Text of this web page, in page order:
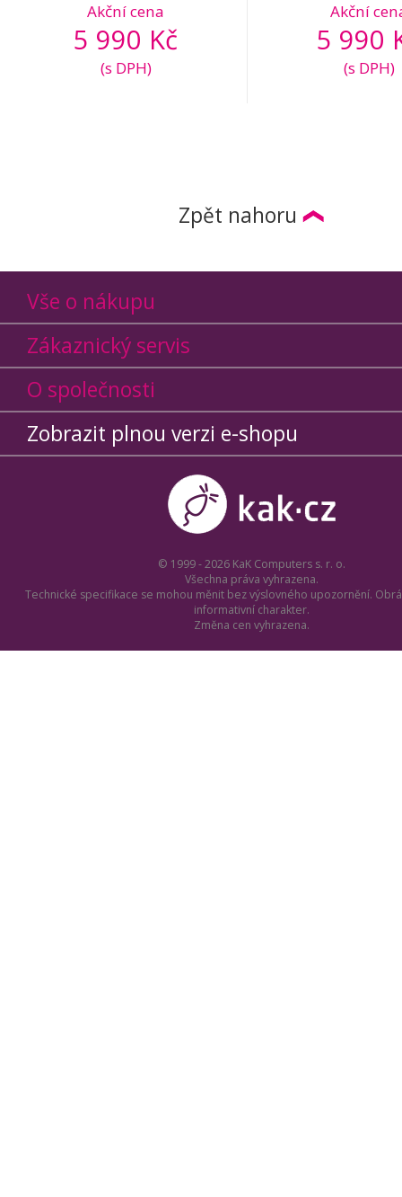
Akční cena
5 990 Kč
(s DPH)
Akční
5 990
(s DPH)
Zpět nahoru
Vše o nákupu
Zákaznický servis
O společnosti
Zobrazit plnou verzi e-shopu
© 1999 - 2026 KaK Computers s. r. o.
Všechna práva vyhrazena.
Technické specifikace se mohou měnit bez výslovného upozornění.
informativní charakter.
Změna cen vyhrazena.